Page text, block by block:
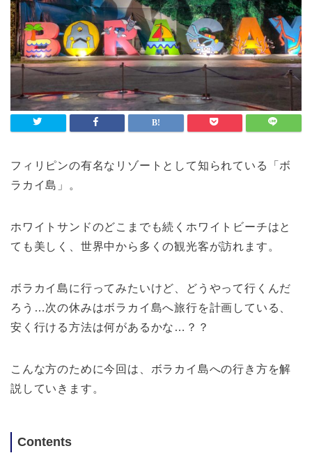
フィリピンの有名なリゾートとして知られている「ボ
ラカイ島」。
ホワイトサンドのどこまでも続くホワイトビーチはと
ても美しく、世界中から多くの観光客が訪れます。
ボラカイ島に行ってみたいけど、どうやって行くんだ
ろう…次の休みはボラカイ島へ旅行を計画している、
安く行ける方法は何があるかな…？？
こんな方のために今回は、ボラカイ島への行き方を解
説していきます。
Contents